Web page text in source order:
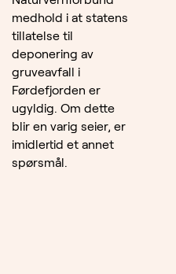
medhold i at statens
tillatelse til
deponering av
gruveavfall i
Førdefjorden er
ugyldig. Om dette
blir en varig seier, er
imidlertid et annet
spørsmål.